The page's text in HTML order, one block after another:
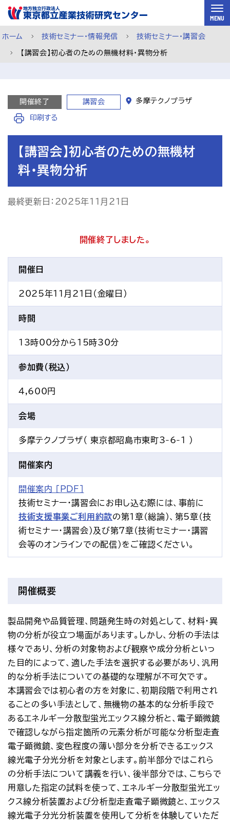
スキップして本文へ
MENU
チャットで相談 ご利用案内
お問い合わせ
ホーム 技術セミナー・情報発信 技術セミナー・講習会
【講習会】初心者のための無機材料・異物分析
開催終了 講習会 多摩テクノプラザ
印刷する
【講習会】初心者のための無機材
料・異物分析
最終更新日：2025年11月21日
開催終了しました。
開催日
2025年11月21日(金曜日)
時間
13時00分から15時30分
参加費(税込)
4,600円
会場
多摩テクノプラザ（ 東京都昭島市東町3-6-1 ）
開催案内
開催案内 ［PDF］
技術セミナー・講習会にお申し込む際には、事前に
技術支援事業ご利用約款の第1章(総論)、第5章(技
術セミナー・講習会)及び第7章(技術セミナー・講習
会等のオンラインでの配信)をご確認ください。
開催概要
製品開発や品質管理、問題発生時の対処として、材料・異
物の分析が役立つ場面があります。しかし、分析の手法は
様々であり、分析の対象物および観察や成分分析といっ
た目的によって、適した手法を選択する必要があり、汎用
的な分析手法についての基礎的な理解が不可欠です。
本講習会では初心者の方を対象に、初期段階で利用され
ることの多い手法として、無機物の基本的な分析手段で
あるエネルギー分散型蛍光エックス線分析と、電子顕微鏡
で確認しながら指定箇所の元素分析が可能な分析型走査
電子顕微鏡、変色程度の薄い部分を分析できるエックス
線光電子分光分析を対象とします。前半部分ではこれら
の分析手法について講義を行い、後半部分では、こちらで
用意した指定の試料を使って、エネルギー分散型蛍光エッ
クス線分析装置および分析型走査電子顕微鏡と、エックス
線光電子分光分析装置を使用して分析を体験していただ